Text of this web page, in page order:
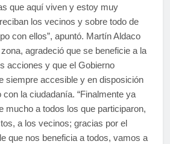
que aquí viven y estoy muy
los vecinos y sobre todo de
con ellos”, apuntó. Martín Aldaco
agradeció que se beneficie a la
acciones y que el Gobierno
siempre accesible y en disposición
con la ciudadanía. “Finalmente ya
mucho a todos los que participaron,
a los vecinos; gracias por el
que nos beneficia a todos, vamos a